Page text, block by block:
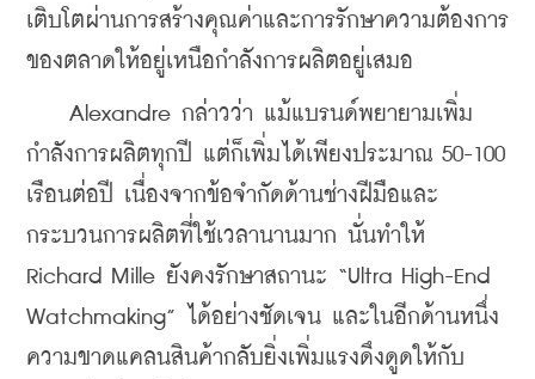
เติบโตผ่านการสร้างคุณค่าและการรักษาความต้องการ
ของตลาดให้อยู่เหนือกำลังการผลิตอยู่เสมอ
Alexandre กล่าวว่า แม้แบรนด์พยายามเพิ่ม
กำลังการผลิตทุกปี แต่ก็เพิ่มได้เพียงประมาณ 50-100
เรือนต่อปี เนื่องจากข้อจำกัดด้านช่างฝีมือและ
กระบวนการผลิตที่ใช้เวลานานมาก นั่นทำให้
Richard Mille ยังคงรักษาสถานะ “Ultra High-End
Watchmaking” ได้อย่างชัดเจน และในอีกด้านหนึ่ง
ความขาดแคลนสินค้ากลับยิ่งเพิ่มแรงดึงดูดให้กับ